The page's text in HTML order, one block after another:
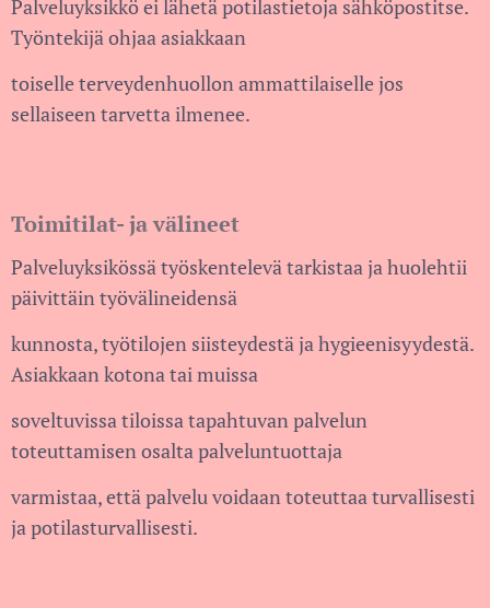
Palveluyksikkö ei lähetä potilastietoja sähköpostitse.
Työntekijä ohjaa asiakkaan
toiselle terveydenhuollon ammattilaiselle jos
sellaiseen tarvetta ilmenee.
Toimitilat- ja välineet
Palveluyksikössä työskentelevä tarkistaa ja huolehtii
päivittäin työvälineidensä
kunnosta, työtilojen siisteydestä ja hygieenisyydestä.
Asiakkaan kotona tai muissa
soveltuvissa tiloissa tapahtuvan palvelun
toteuttamisen osalta palveluntuottaja
varmistaa, että palvelu voidaan toteuttaa turvallisesti
ja potilasturvallisesti.